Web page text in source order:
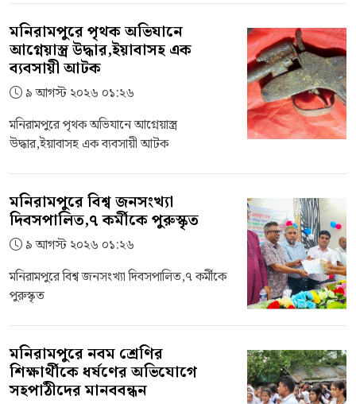
মনিরামপুরে পৃথক অভিযানে
আগ্নেয়াস্ত্র উদ্ধার,ইয়াবাসহ এক
ব্যবসায়ী আটক
৯ আগস্ট ২০২৬ ০১:২৬
মনিরামপুরে পৃথক অভিযানে আগ্নেয়াস্ত্র
উদ্ধার,ইয়াবাসহ এক ব্যবসায়ী আটক
মনিরামপুরে বিশ্ব জনসংখ্যা
দিবসপালিত,৭ কর্মীকে পুরুস্কৃত
৯ আগস্ট ২০২৬ ০১:২৬
মনিরামপুরে বিশ্ব জনসংখ্যা দিবসপালিত,৭ কর্মীকে
পুরুস্কৃত
মনিরামপুরে নবম শ্রেণির
শিক্ষার্থীকে ধর্ষণের অভিযোগে
সহপাঠীদের মানববন্ধন